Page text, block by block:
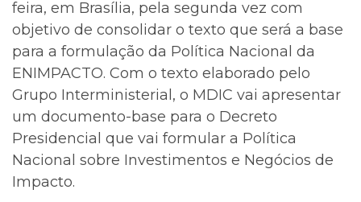
feira, em Brasília, pela segunda vez com
objetivo de consolidar o texto que será a base
para a formulação da Política Nacional da
ENIMPACTO. Com o texto elaborado pelo
Grupo Interministerial, o MDIC vai apresentar
um documento-base para o Decreto
Presidencial que vai formular a Política
Nacional sobre Investimentos e Negócios de
Impacto.